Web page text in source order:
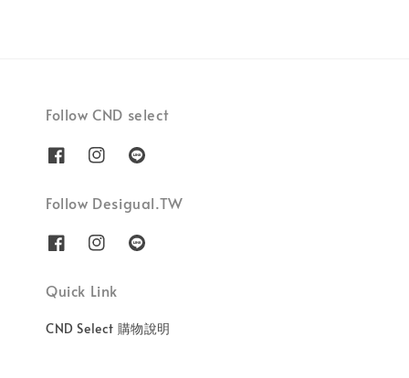
Follow CND select
Follow Desigual.TW
Quick Link
CND Select 購物說明